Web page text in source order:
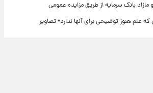
مازاد بانک سرمایه از طریق مزایده عمومی